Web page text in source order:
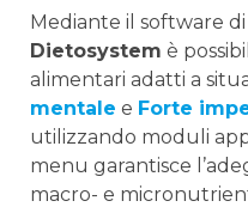
Mediante il software di
Dietosystem è
alimentari adatti a
mentale e Forte
utilizzando moduli
menu garantisce
macro- e